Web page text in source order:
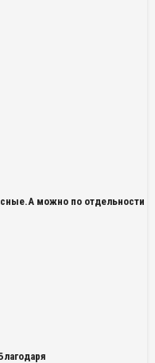
можно по отдельности